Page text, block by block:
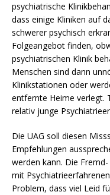
psychiatrische
dass einige Kliniken auf
schwerer psychisch
Folgeangebot finden,
psychiatrischen Klinik
Menschen sind dann
Klinikstationen oder
entfernte Heime verlegt.
relativ junge
Die UAG soll diesen
Empfehlungen
werden kann. Die
mit
Problem, dass viel Leid